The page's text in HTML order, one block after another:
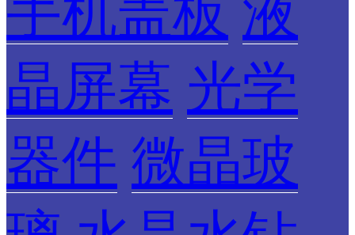
手机盖板 液
晶屏幕 光学
器件 微晶玻